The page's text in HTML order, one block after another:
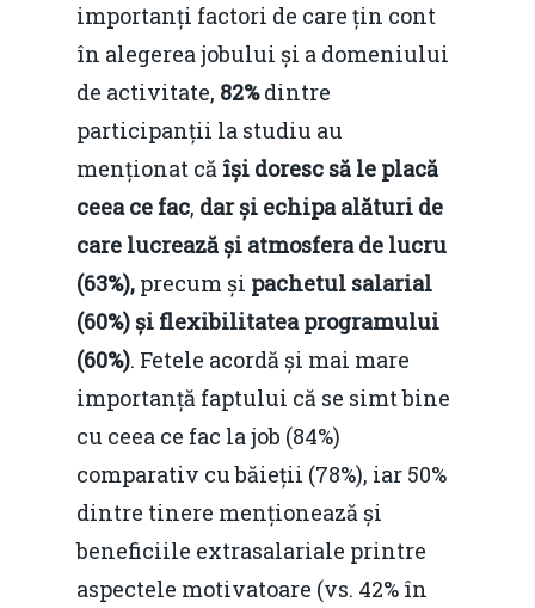
importanți factori de care țin cont
în alegerea jobului și a domeniului
de activitate, 82%dintre
participanții la studiu au
menționat că își doresc să le placă
ceea ce fac, dar și echipa alături de
care lucrează și atmosfera de lucru
(63%), precum și pachetul salarial
(60%) și flexibilitatea programului
(60%). Fetele acordă și mai mare
importanță faptului că se simt bine
cu ceea ce fac la job (84%)
comparativ cu băieții (78%), iar 50%
dintre tinere menționează și
beneficiile extrasalariale printre
aspectele motivatoare (vs. 42% în